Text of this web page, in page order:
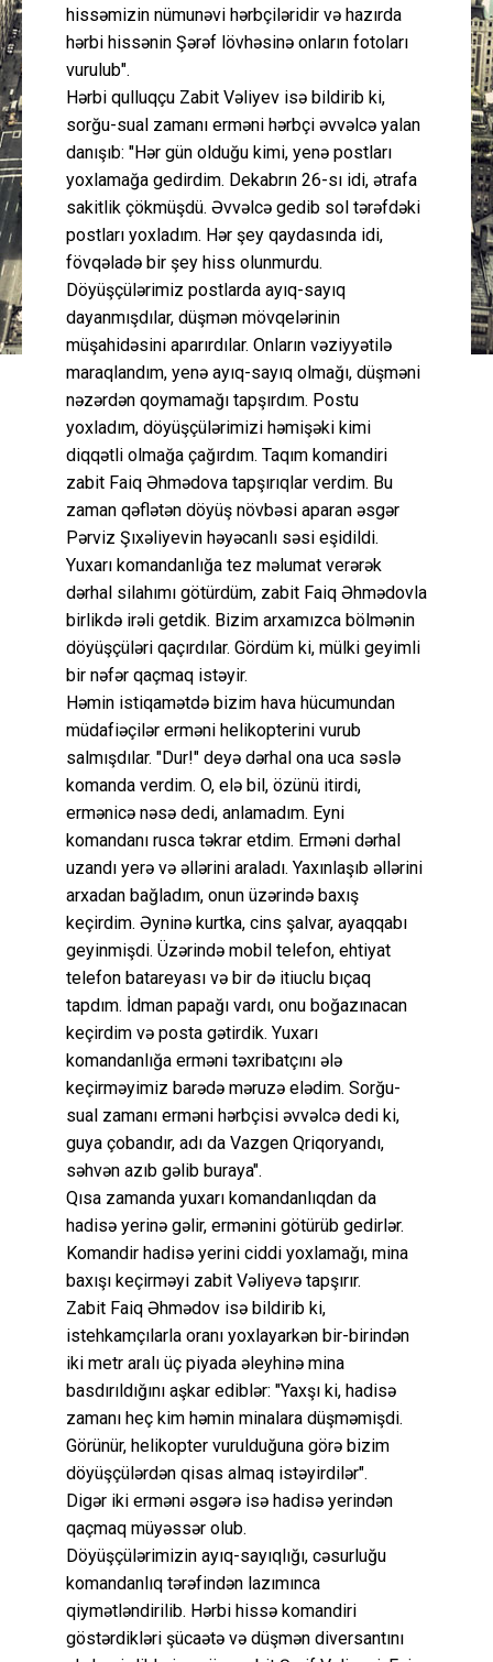
hissəmizin nümunəvi hərbçiləridir və hazırda
hərbi hissənin Şərəf lövhəsinə onların fotoları
vurulub".
Hərbi qulluqçu Zabit Vəliyev isə bildirib ki,
sorğu-sual zamanı erməni hərbçi əvvəlcə yalan
danışıb: "Hər gün olduğu kimi, yenə postları
yoxlamağa gedirdim. Dekabrın 26-sı idi, ətrafa
sakitlik çökmüşdü. Əvvəlcə gedib sol tərəfdəki
postları yoxladım. Hər şey qaydasında idi,
fövqəladə bir şey hiss olunmurdu.
Döyüşçülərimiz postlarda ayıq-sayıq
dayanmışdılar, düşmən mövqelərinin
müşahidəsini aparırdılar. Onların vəziyyətilə
maraqlandım, yenə ayıq-sayıq olmağı, düşməni
nəzərdən qoymamağı tapşırdım. Postu
yoxladım, döyüşçülərimizi həmişəki kimi
diqqətli olmağa çağırdım. Taqım komandiri
zabit Faiq Əhmədova tapşırıqlar verdim. Bu
zaman qəflətən döyüş növbəsi aparan əsgər
Pərviz Şıxəliyevin həyəcanlı səsi eşidildi.
Yuxarı komandanlığa tez məlumat verərək
dərhal silahımı götürdüm, zabit Faiq Əhmədovla
birlikdə irəli getdik. Bizim arxamızca bölmənin
döyüşçüləri qaçırdılar. Gördüm ki, mülki geyimli
bir nəfər qaçmaq istəyir.
Həmin istiqamətdə bizim hava hücumundan
müdafiəçilər erməni helikopterini vurub
salmışdılar. "Dur!" deyə dərhal ona uca səslə
komanda verdim. O, elə bil, özünü itirdi,
ermənicə nəsə dedi, anlamadım. Eyni
komandanı rusca təkrar etdim. Erməni dərhal
uzandı yerə və əllərini araladı. Yaxınlaşıb əllərini
arxadan bağladım, onun üzərində baxış
keçirdim. Əyninə kurtka, cins şalvar, ayaqqabı
geyinmişdi. Üzərində mobil telefon, ehtiyat
telefon batareyası və bir də itiuclu bıçaq
tapdım. İdman papağı vardı, onu boğazınacan
keçirdim və posta gətirdik. Yuxarı
komandanlığa erməni təxribatçını ələ
keçirməyimiz barədə məruzə elədim. Sorğu-
sual zamanı erməni hərbçisi əvvəlcə dedi ki,
guya çobandır, adı da Vazgen Qriqoryandı,
səhvən azıb gəlib buraya".
Qısa zamanda yuxarı komandanlıqdan da
hadisə yerinə gəlir, ermənini götürüb gedirlər.
Komandir hadisə yerini ciddi yoxlamağı, mina
baxışı keçirməyi zabit Vəliyevə tapşırır.
Zabit Faiq Əhmədov isə bildirib ki,
istehkamçılarla oranı yoxlayarkən bir-birindən
iki metr aralı üç piyada əleyhinə mina
basdırıldığını aşkar ediblər: "Yaxşı ki, hadisə
zamanı heç kim həmin minalara düşməmişdi.
Görünür, helikopter vurulduğuna görə bizim
döyüşçülərdən qisas almaq istəyirdilər".
Digər iki erməni əsgərə isə hadisə yerindən
qaçmaq müyəssər olub.
Döyüşçülərimizin ayıq-sayıqlığı, cəsurluğu
komandanlıq tərəfindən lazımınca
qiymətləndirilib. Hərbi hissə komandiri
göstərdikləri şücaətə və düşmən diversantını